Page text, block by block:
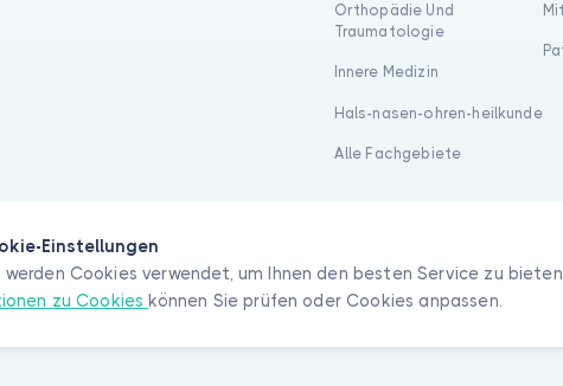
Einstellungen
Cookies verwendet, um Ihnen den besten Service zu
zu Cookies können Sie prüfen oder Cookies anpassen.
Orthopädie Und
Traumatologie
Innere Medizin
Hals-nasen-ohren-heilkunde
Alle Fachgebiete
A.Ş. Alle Rechte vorbehalten